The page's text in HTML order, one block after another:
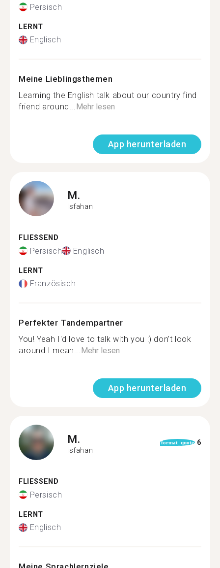
Persisch
LERNT
Englisch
Meine Lieblingsthemen
Learning the English talk about our country find
friend around...Mehr lesen
App herunterladen
M.
Isfahan
FLIESSEND
Persisch Englisch
LERNT
Französisch
Perfekter Tandempartner
You! Yeah I'd love to talk with you :) don't look
around I mean...Mehr lesen
App herunterladen
M.
Isfahan
format_quote 6
FLIESSEND
Persisch
LERNT
Englisch